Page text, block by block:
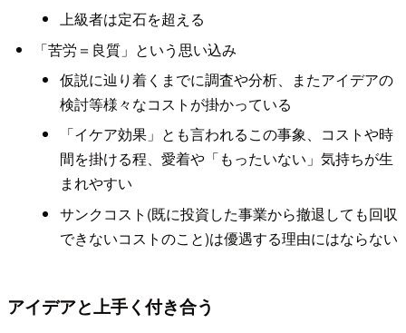
上級者は定石を超える
「苦労＝良質」という思い込み
仮説に辿り着くまでに調査や分析、またアイデアの
検討等様々なコストが掛かっている
「イケア効果」とも言われるこの事象、コストや時
間を掛ける程、愛着や「もったいない」気持ちが生
まれやすい
サンクコスト(既に投資した事業から撤退しても回収
できないコストのこと)は優遇する理由にはならない
アイデアと上手く付き合う